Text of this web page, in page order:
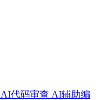
AI代码审查 AI辅助编